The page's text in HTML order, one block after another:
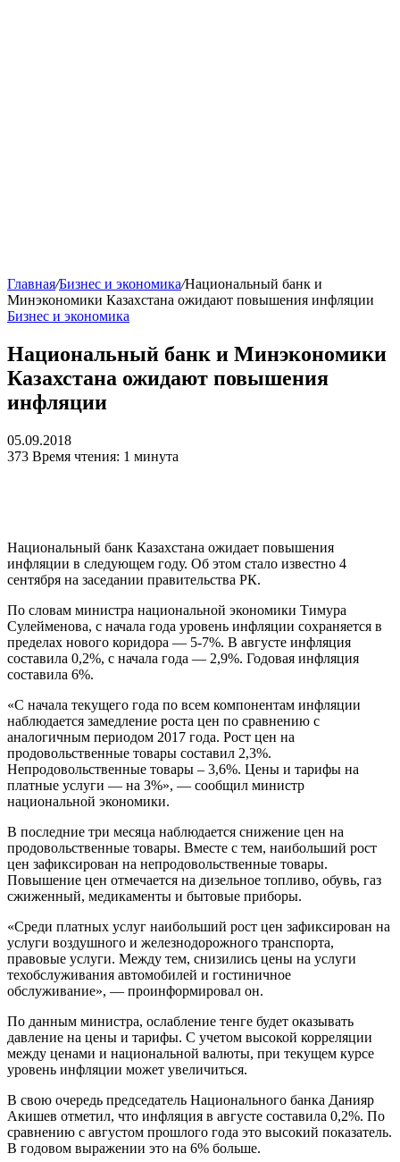
Главная/Бизнес и экономика/Национальный банк и
Минэкономики Казахстана ожидают повышения инфляции
Бизнес и экономика
Национальный банк и Минэкономики
Казахстана ожидают повышения
инфляции
05.09.2018
373 Время чтения: 1 минута
Национальный банк Казахстана ожидает повышения
инфляции в следующем году. Об этом стало известно 4
сентября на заседании правительства РК.
По словам министра национальной экономики Тимура
Сулейменова, с начала года уровень инфляции сохраняется в
пределах нового коридора — 5-7%. В августе инфляция
составила 0,2%, с начала года — 2,9%. Годовая инфляция
составила 6%.
«С начала текущего года по всем компонентам инфляции
наблюдается замедление роста цен по сравнению с
аналогичным периодом 2017 года. Рост цен на
продовольственные товары составил 2,3%.
Непродовольственные товары – 3,6%. Цены и тарифы на
платные услуги — на 3%», — сообщил министр
национальной экономики.
В последние три месяца наблюдается снижение цен на
продовольственные товары. Вместе с тем, наибольший рост
цен зафиксирован на непродовольственные товары.
Повышение цен отмечается на дизельное топливо, обувь, газ
сжиженный, медикаменты и бытовые приборы.
«Среди платных услуг наибольший рост цен зафиксирован на
услуги воздушного и железнодорожного транспорта,
правовые услуги. Между тем, снизились цены на услуги
техобслуживания автомобилей и гостиничное
обслуживание», — проинформировал он.
По данным министра, ослабление тенге будет оказывать
давление на цены и тарифы. С учетом высокой корреляции
между ценами и национальной валюты, при текущем курсе
уровень инфляции может увеличиться.
В свою очередь председатель Национального банка Данияр
Акишев отметил, что инфляция в августе составила 0,2%. По
сравнению с августом прошлого года это высокий показатель.
В годовом выражении это на 6% больше.